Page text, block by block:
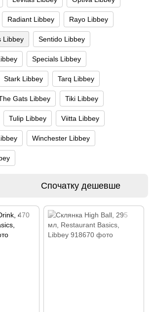
Radiant Libbey Rayo Libbey
Libbey Sentido Libbey
Specials Libbey
Stark Libbey Tarq Libbey
Gats Libbey Tiki Libbey
Tulip Libbey Viitta Libbey
Winchester Libbey
Спочатку дешевше